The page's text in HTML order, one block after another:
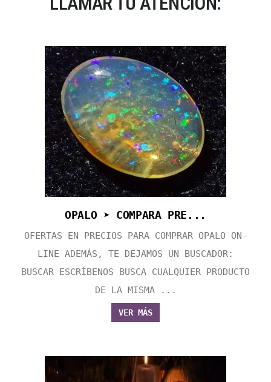
OPALO ➤ COMPARA PRE...
OFERTAS EN PRECIOS PARA COMPRAR OPALO ON-
LINE ADEMÁS, TE DEJAMOS UN BUSCADOR:
BUSCAR ESCRÍBENOS BUSCA CUALQUIER PRODUCTO
DE LA MISMA ...
VER MÁS